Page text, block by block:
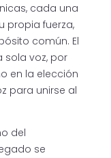
cada una
propia fuerza,
común. El
sola voz, por
en la elección
para unirse al
del
se